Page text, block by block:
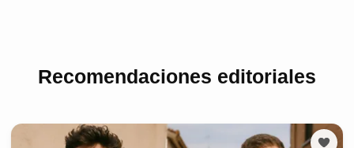
Recomendaciones editoriales